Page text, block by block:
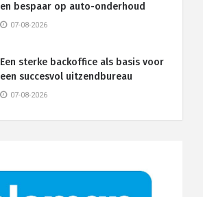
en bespaar op auto-onderhoud
07-08-2026
Een sterke backoffice als basis voor
een succesvol uitzendbureau
07-08-2026